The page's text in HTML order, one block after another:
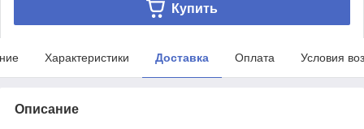
Купить
Характеристики Доставка Оплата Условия
Описание